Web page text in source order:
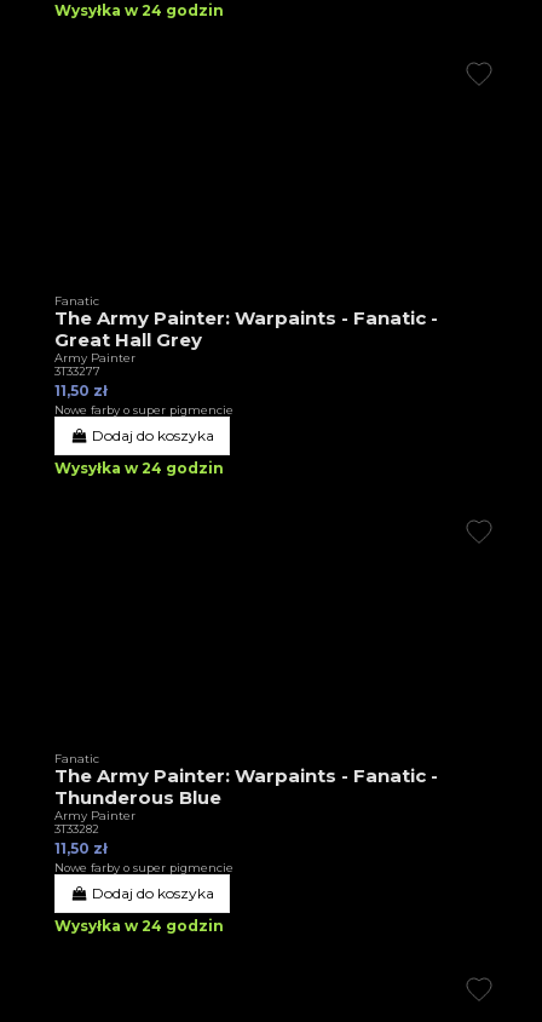
Wysyłka w 24 godzin
Fanatic
The Army Painter: Warpaints - Fanatic -
Great Hall Grey
Army Painter
3T33277
11,50 zł
Nowe farby o super pigmencie
Dodaj do koszyka
Wysyłka w 24 godzin
Fanatic
The Army Painter: Warpaints - Fanatic -
Thunderous Blue
Army Painter
3T33282
11,50 zł
Nowe farby o super pigmencie
Dodaj do koszyka
Wysyłka w 24 godzin